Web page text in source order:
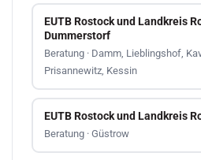
EUTB Rostock und Landkreis
Dummerstorf
Beratung · Damm, Lieblingshof,
Prisannewitz, Kessin
EUTB Rostock und Landkreis
Beratung · Güstrow